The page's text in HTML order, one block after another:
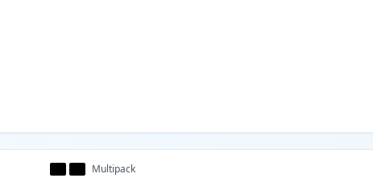
Multipack